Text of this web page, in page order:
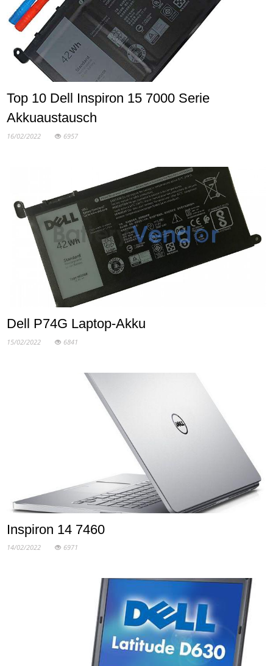
Top 10 Dell Inspiron 15 7000 Serie
Akkuaustausch
16/02/2022 6957
Dell P74G Laptop-Akku
15/02/2022 6841
Inspiron 14 7460
14/02/2022 6971